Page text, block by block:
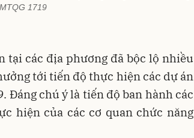
1719
tại các địa phương đã bộc lộ nhiều
tới tiến độ thực hiện các dự án
Đáng chú ý là tiến độ ban hành các
hiện của các cơ quan chức năng